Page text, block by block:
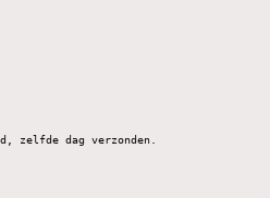
zelfde dag verzonden.